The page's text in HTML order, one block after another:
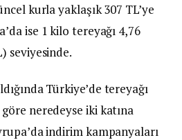
kurla yaklaşık 307 TL’ye
ise 1 kilo tereyağı 4,76
seviyesinde.
Türkiye’de tereyağı
neredeyse iki katına
indirim kampanyaları